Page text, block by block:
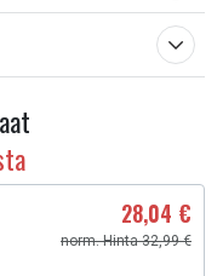
28,04 €
norm. Hinta 32,99 €